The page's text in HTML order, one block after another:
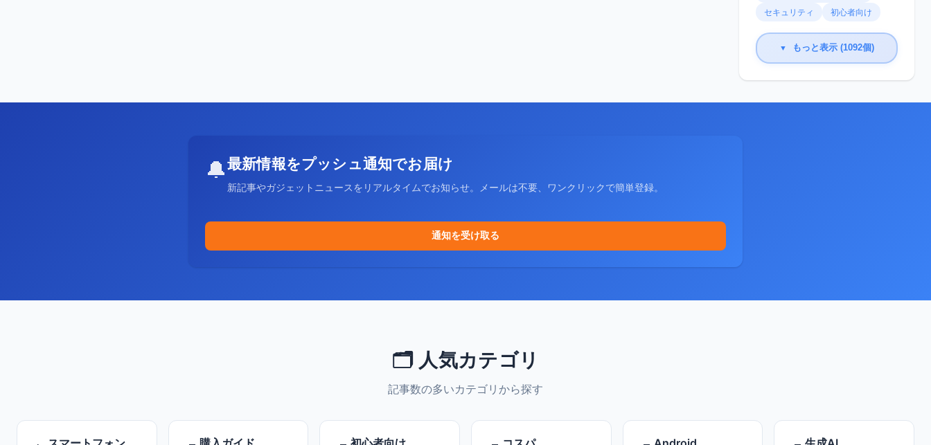
セキュリティ
初心者向け
▼ もっと表示 (1092個)
🔔最新情報をプッシュ通知でお届け
新記事やガジェットニュースをリアルタイムでお知らせ。メールは不要、ワンクリックで簡単登録。
通知を受け取る
🗂️ 人気カテゴリ
記事数の多いカテゴリから探す